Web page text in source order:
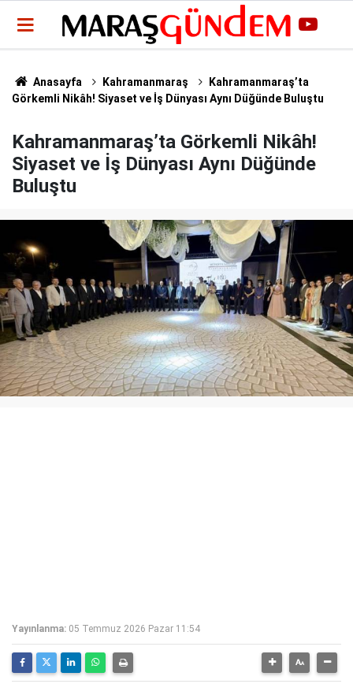
Anasayfa Kahramanmaraş
Kahramanmaraş’ta
Görkemli Nikâh! Siyaset ve İş Dünyası Aynı Düğünde Buluştu
Kahramanmaraş’ta Görkemli Nikâh!
Siyaset ve İş Dünyası Aynı Düğünde
Buluştu
Yayınlanma: 05 Temmuz 2026 Pazar 11:54